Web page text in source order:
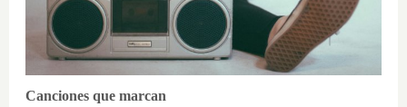
Canciones que marcan